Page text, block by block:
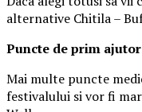
alternative Chitila –
Puncte de prim ajutor
Mai multe puncte
festivalului si vor fi